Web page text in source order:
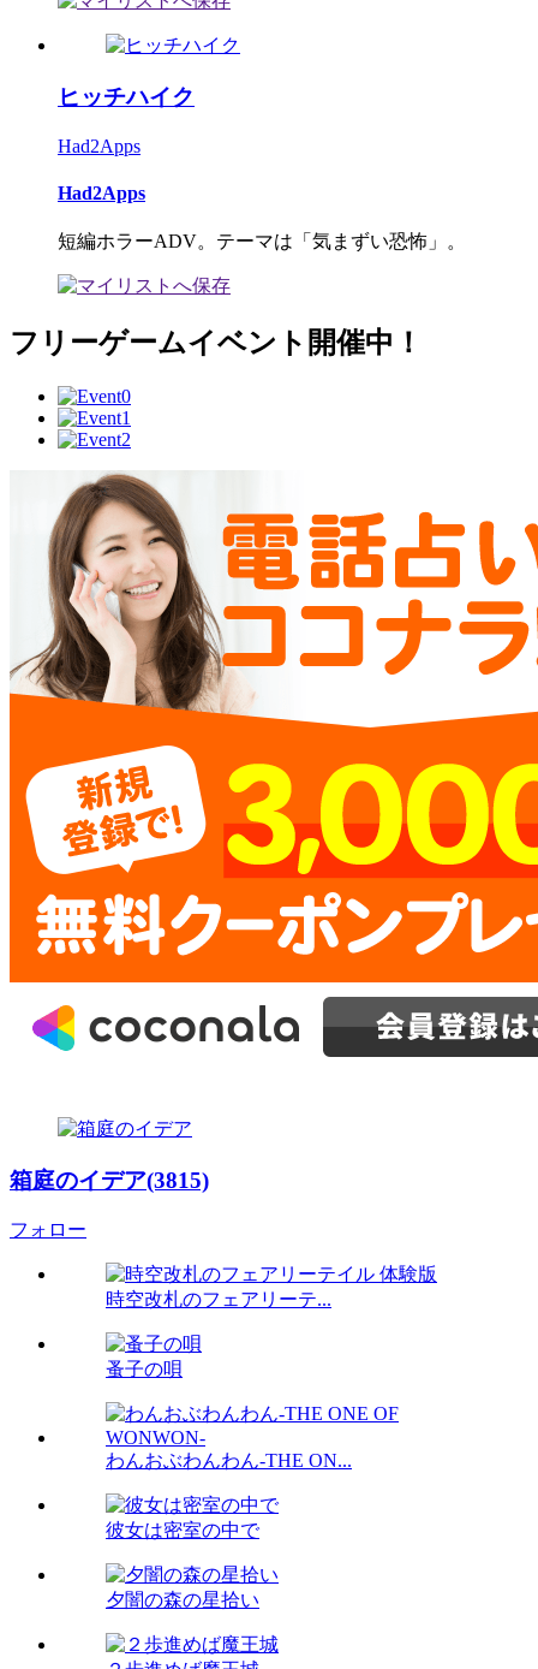
ヒッチハイク
Had2Apps
Had2Apps
短編ホラーADV。テーマは「気まずい恐怖」。
フリーゲームイベント開催中！
箱庭のイデア(3815)
フォロー
時空改札のフェアリーテ...
蚤子の唄
わんおぶわんわん-THE ON...
彼女は密室の中で
夕闇の森の星拾い